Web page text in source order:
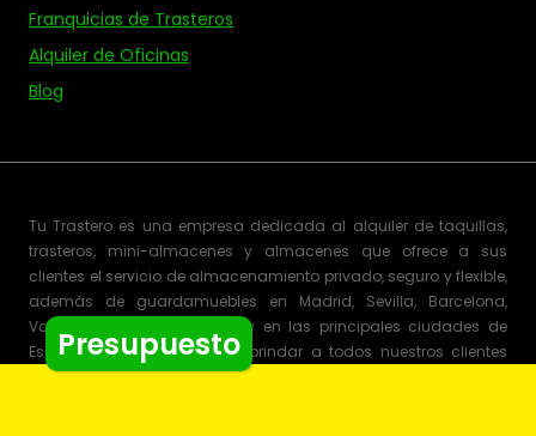
Franquicias de Trasteros
Alquiler de Oficinas
Blog
Tu Trastero es una empresa dedicada al alquiler de taquillas,
trasteros, mini-almacenes y almacenes que ofrece a sus
clientes el servicio de almacenamiento privado, seguro y flexible,
además de guardamuebles en Madrid, Sevilla, Barcelona,
Valencia, Bilbao, Valladolid y en las principales ciudades de
España. Nuestro objetivo es brindar a todos nuestros clientes
tanto si es particular, como autónomo o empresa, un
Presupuesto